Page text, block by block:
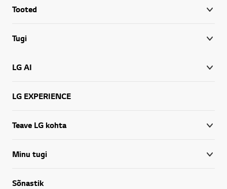
Tooted
Tugi
LG AI
LG EXPERIENCE
Teave LG kohta
Minu tugi
Sõnastik